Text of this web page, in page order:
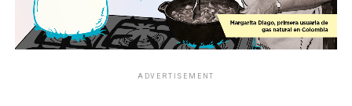
ADVERTISEMENT